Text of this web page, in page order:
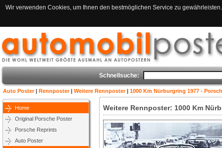
Wir verwenden Cookies, um Ihnen den bestmöglichen Service zu
Schnellsuche:
Auto Poster| Rennposter| Weitere Rennposter| 1000 Km Nürburgring 1977 -
Home
Original Porsche Poster
Porsche Reprints
Auto Poster
Weitere Rennposter: 1000 Km